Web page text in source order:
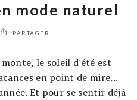
mode naturel
PARTAGER
le soleil d'été est
en point de mire...
Et pour se sentir déjà